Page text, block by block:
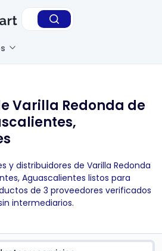
Varilla Redonda de
y distribuidores de Varilla Redonda
Aguascalientes listos para
de 3 proveedores verificados
intermediarios.